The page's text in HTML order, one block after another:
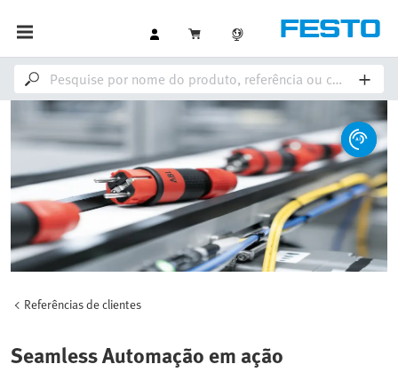
Referências de clientes
Seamless Automação em ação